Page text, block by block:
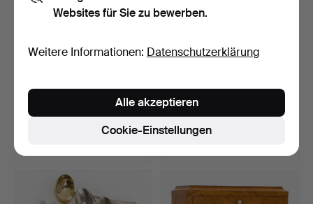
Schmiedeeiserne
Bodenstaffelei, 20. Jahrhu…
Beendet 16. Apr 2026
62-teiliges Geschirrset
„Zwiebelmuster“, M…
Beendet 16. Apr 2026
31 Gebote
Websites für Sie zu bewerben.
Weitere Informationen: Datenschutzerklärung
Cookie-Einstellungen
Alle akzeptieren